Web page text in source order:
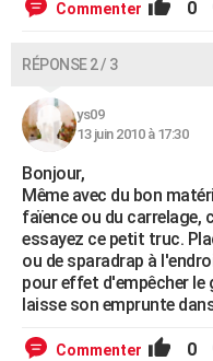
Commenter 0
RÉPONSE 2 / 3
ys09
13 juin 2010 à 17:30
Bonjour,
Même avec du bon
faïence ou du carrelage,
essayez ce petit truc.
ou de sparadrap à
pour effet d'empêcher le
laisse son emprunte
Commenter 0